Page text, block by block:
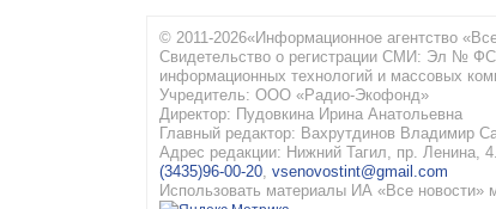
© 2011-2026«Информационное агентство
Свидетельство о регистрации СМИ: Эл № ФС
информационных технологий и массовых
Учредитель: ООО «Радио-Экофонд»
Директор: Пудовкина Ирина Анатольевна
Главный редактор: Вахрутдинов Владимир
Адрес редакции: Нижний Тагил, пр. Ленина, 4.
(3435)96-00-20 vsenovostint@gmail.com
Использовать материалы ИА «Все новости»